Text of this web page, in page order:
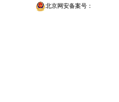
北京网安备案号：